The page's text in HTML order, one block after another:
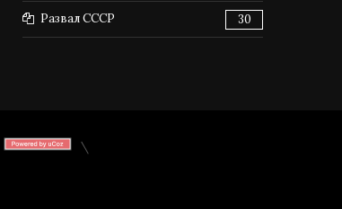
Развал СССР 30